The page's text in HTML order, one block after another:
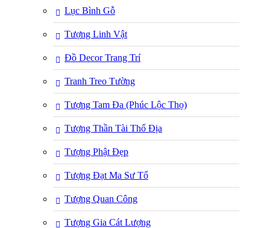
Lục Bình Gỗ
Tượng Linh Vật
Đồ Decor Trang Trí
Tranh Treo Tường
Tượng Tam Đa (Phúc Lộc Thọ)
Tượng Thần Tài Thổ Địa
Tượng Phật Đẹp
Tượng Đạt Ma Sư Tổ
Tượng Quan Công
Tượng Gia Cát Lượng